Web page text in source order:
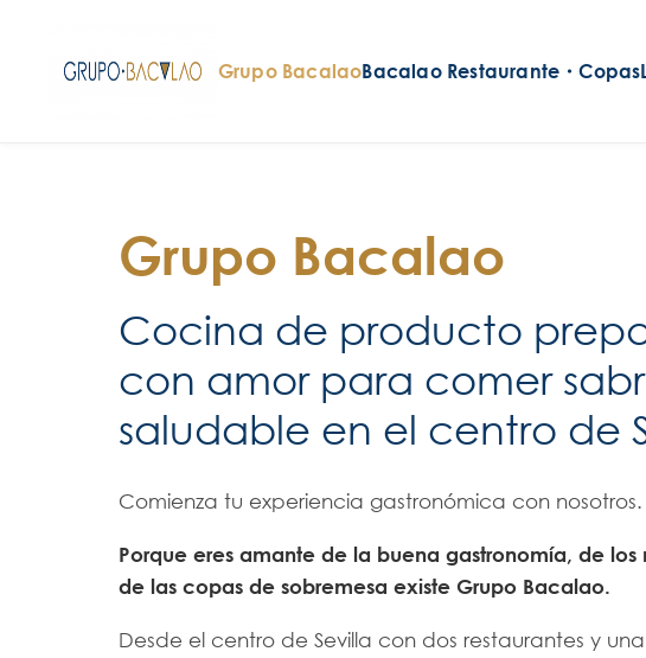
Grupo BacalaoBacalao Restaurante・Copas
Grupo Bacalao
Cocina de producto
con amor para comer
saludable en el centro de
Comienza tu experiencia gastronómica con nosotros.
Porque eres amante de la buena gastronomía, de los
de las copas de sobremesa existe Grupo Bacalao.
Desde el centro de Sevilla con dos restaurantes y